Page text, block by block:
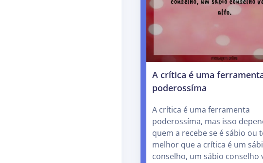
A crítica é uma
poderossíma
A crítica é uma ferramenta
poderossíma, mas isso
quem a recebe se é sábio ou
melhor que a crítica é um
conselho, um sábio conselho